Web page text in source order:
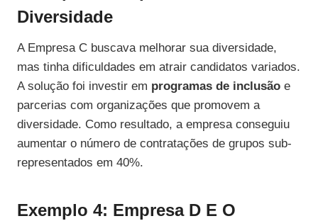
Diversidade
A Empresa C buscava melhorar sua diversidade,
mas tinha dificuldades em atrair candidatos variados.
A solução foi investir em programas de inclusão e
parcerias com organizações que promovem a
diversidade. Como resultado, a empresa conseguiu
aumentar o número de contratações de grupos sub-
representados em 40%.
Exemplo 4: Empresa D E O